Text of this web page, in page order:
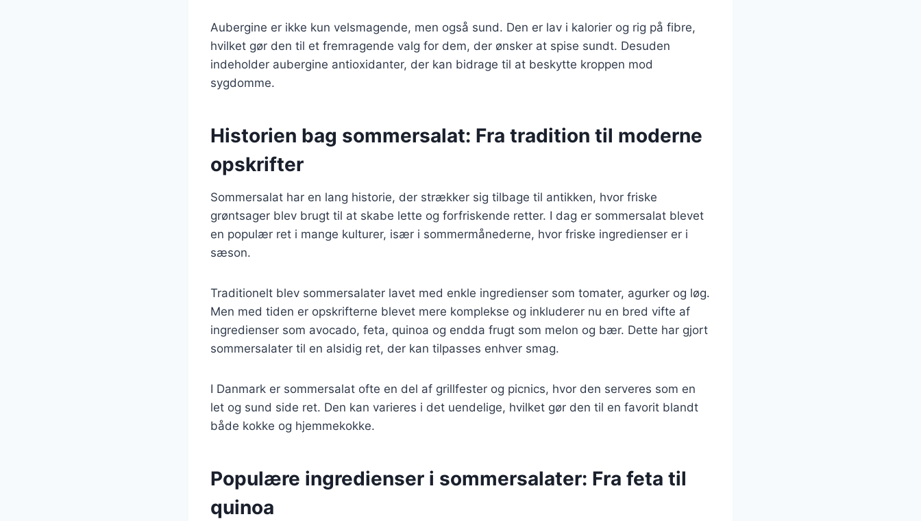
Aubergine er ikke kun velsmagende, men også sund. Den er lav i kalorier og rig på fibre,
hvilket gør den til et fremragende valg for dem, der ønsker at spise sundt. Desuden
indeholder aubergine antioxidanter, der kan bidrage til at beskytte kroppen mod
sygdomme.
Historien bag sommersalat: Fra tradition til moderne
opskrifter
Sommersalat har en lang historie, der strækker sig tilbage til antikken, hvor friske
grøntsager blev brugt til at skabe lette og forfriskende retter. I dag er sommersalat blevet
en populær ret i mange kulturer, især i sommermånederne, hvor friske ingredienser er i
sæson.
Traditionelt blev sommersalater lavet med enkle ingredienser som tomater, agurker og løg.
Men med tiden er opskrifterne blevet mere komplekse og inkluderer nu en bred vifte af
ingredienser som avocado, feta, quinoa og endda frugt som melon og bær. Dette har gjort
sommersalater til en alsidig ret, der kan tilpasses enhver smag.
I Danmark er sommersalat ofte en del af grillfester og picnics, hvor den serveres som en
let og sund side ret. Den kan varieres i det uendelige, hvilket gør den til en favorit blandt
både kokke og hjemmekokke.
Populære ingredienser i sommersalater: Fra feta til
quinoa